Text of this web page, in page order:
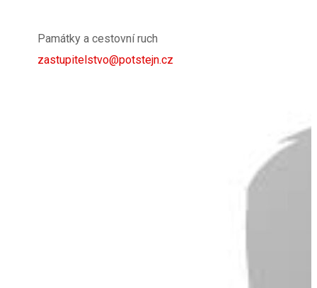
Památky a cestovní ruch
zastupitelstvo@potstejn.cz